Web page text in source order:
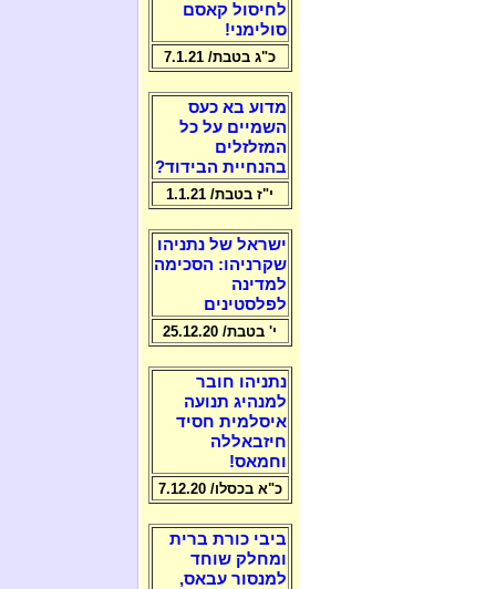
לחיסול קאסם
סולימני!
כ"ג בטבת/ 7.1.21
מדוע בא כעס
השמיים על כל
המזלזלים
בהנחיית הבידוד?
י"ז בטבת/ 1.1.21
ישראל של נתניהו
שקרניהו: הסכימה
למדינה
לפלסטינים
י' בטבת/ 25.12.20
נתניהו חובר
למנהיג תנועה
איסלמית חסיד
חיזבאללה
וחמאס!
כ"א בכסלו/ 7.12.20
ביבי כורת ברית
ומחלק שוחד
למנסור עבאס,